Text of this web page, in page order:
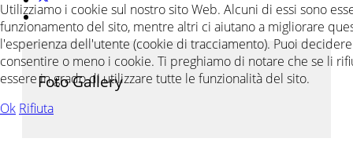
Foto Gallery
Utilizziamo i cookie sul nostro sito Web. Alcuni di essi sono
funzionamento del sito, mentre altri ci aiutano a migliorare
l'esperienza dell'utente (cookie di tracciamento). Puoi
consentire o meno i cookie. Ti preghiamo di notare che se li
essere in grado di utilizzare tutte le funzionalità del sito.
Ok Rifiuta